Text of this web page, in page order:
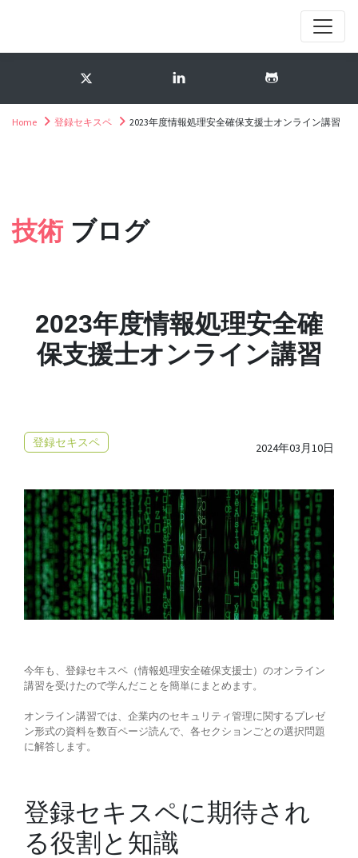
Home 登録セキスペ 2023年度情報処理安全確保支援士オンライン講習
技術 ブログ
2023年度情報処理安全確
保支援士オンライン講習
登録セキスペ 2024年03月10日
今年も、登録セキスペ（情報処理安全確保支援士）のオンライン
講習を受けたので学んだことを簡単にまとめます。
オンライン講習では、企業内のセキュリティ管理に関するプレゼ
ン形式の資料を数百ページ読んで、各セクションごとの選択問題
に解答します。
登録セキスペに期待され
る役割と知識